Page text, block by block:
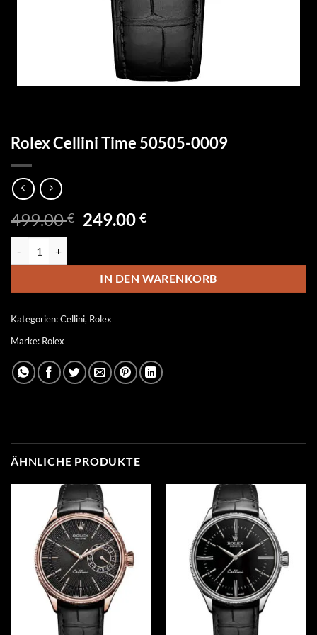
Rolex Cellini Time 50505-0009
499.00€ Ursprünglicher
499.00 €
249.00€Aktueller
249.00 €.
IN DEN WARENKORB
Kategorien:Cellini, Rolex
Marke: Rolex
ÄHNLICHE PRODUKTE